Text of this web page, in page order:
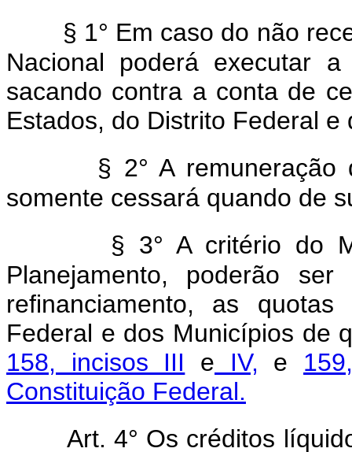
§ 1° Em caso do não
Nacional poderá executar
sacando contra a conta de
Estados, do Distrito Federal e
§ 2° A
somente cessará quando de
§ 3° A critério do
Planejamento, poderão
refinanciamento, as
Federal e dos Municípios de
158, incisos III e IV, e
Constituição Federal.
Art. 4° Os créditos